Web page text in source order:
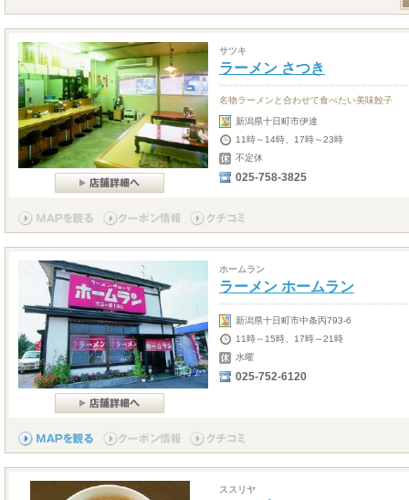
サツキ
ラーメン さつき
名物ラーメンと合わせて食べたい美味餃子
新潟県十日町市伊達
11時～14時、17時～23時
不定休
025-758-3825
ホームラン
ラーメン ホームラン
新潟県十日町市中条丙793-6
11時～15時、17時～21時
水曜
025-752-6120
ススリヤ